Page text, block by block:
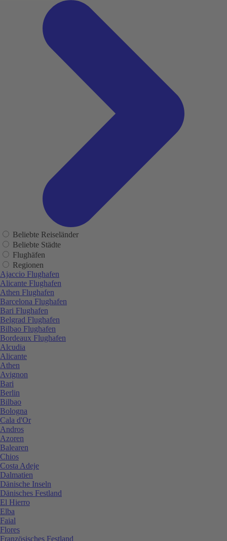
Beliebte Reiseländer
Beliebte Städte
Flughäfen
Regionen
Ajaccio Flughafen
Alicante Flughafen
Athen Flughafen
Barcelona Flughafen
Bari Flughafen
Belgrad Flughafen
Bilbao Flughafen
Bordeaux Flughafen
Alcudia
Alicante
Athen
Avignon
Bari
Berlin
Bilbao
Bologna
Cala d'Or
Andros
Azoren
Balearen
Chios
Costa Adeje
Dalmatien
Dänische Inseln
Dänisches Festland
El Hierro
Elba
Faial
Flores
Französisches Festland